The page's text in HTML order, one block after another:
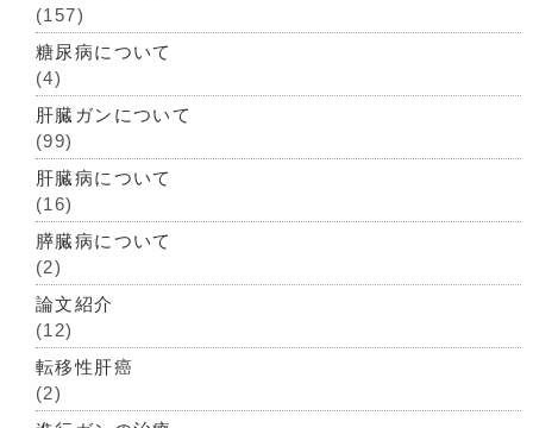
(157)
糖尿病について
(4)
肝臓ガンについて
(99)
肝臓病について
(16)
膵臓病について
(2)
論文紹介
(12)
転移性肝癌
(2)